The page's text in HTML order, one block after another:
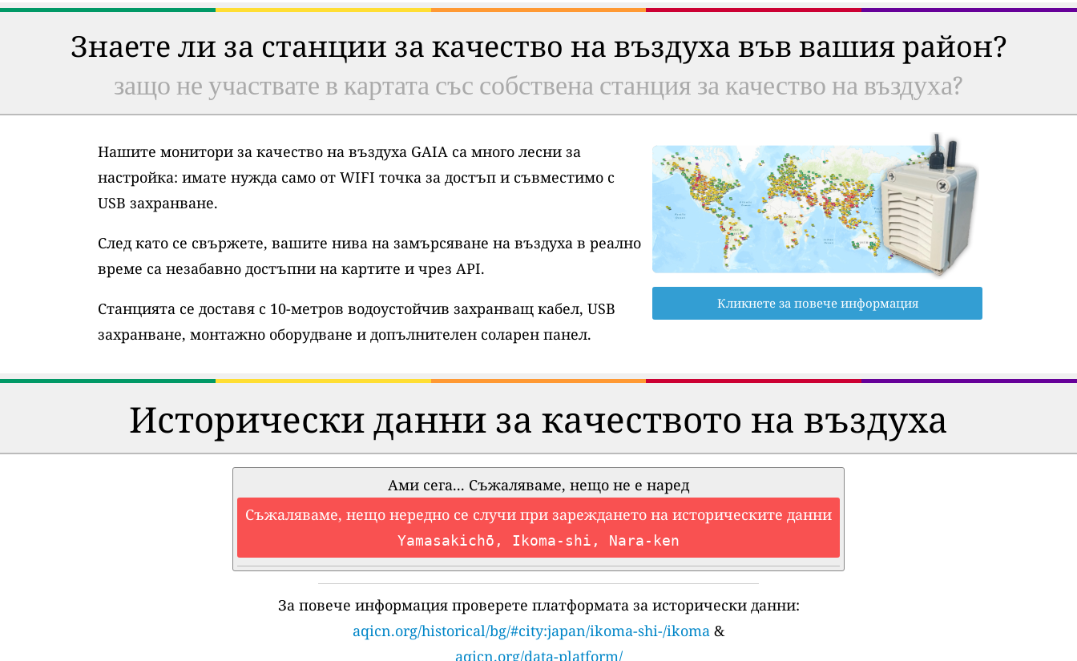
Знаете ли за станции за качество на въздуха във вашия район?
защо не участвате в картата със собствена станция за качество на въздуха?
Нашите монитори за качество на въздуха GAIA са много лесни за
настройка: имате нужда само от WIFI точка за достъп и съвместимо с
USB захранване.
След като се свържете, вашите нива на замърсяване на въздуха в реално
време са незабавно достъпни на картите и чрез API.
Станцията се доставя с 10-метров водоустойчив захранващ кабел, USB
захранване, монтажно оборудване и допълнителен соларен панел.
Кликнете за повече информация
Исторически данни за качеството на въздуха
Ами сега... Съжаляваме, нещо не е наред
Съжаляваме, нещо нередно се случи при зареждането на историческите данни
Yamasakichō, Ikoma-shi, Nara-ken
За повече информация проверете платформата за исторически данни:
aqicn.org/historical/bg/#city:japan/ikoma-shi-/ikoma &
aqicn.org/data-platform/